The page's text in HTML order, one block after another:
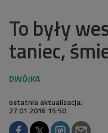
To były
taniec,
ostatnia aktualizacja:
27.01.2016 15:50